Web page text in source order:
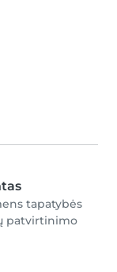
tapatybės
patvirtinimo